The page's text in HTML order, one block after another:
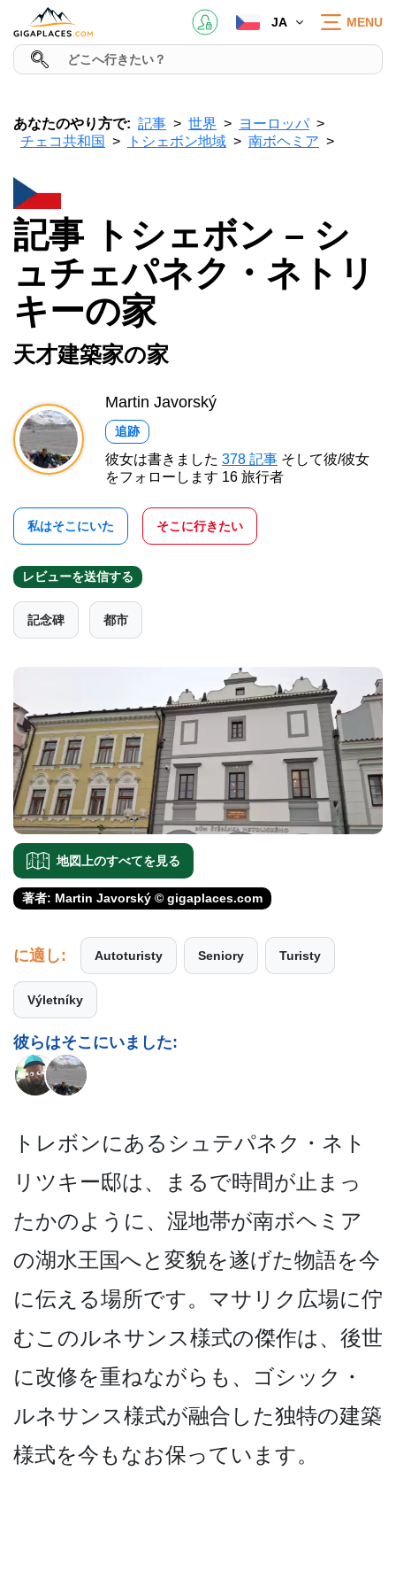
JA MENU
あなたのやり方で: 記事 世界
ヨーロッパ
チェコ共和国
トシェボン地域 南ボヘミア
記事 トシェボン – シ
ュチェパネク・ネトリ
キーの家
天才建築家の家
Martin Javorský
追跡
彼女は書きました 378 記事 そして彼/彼女
をフォローします 16 旅行者
私はそこにいた そこに行きたい
レビューを送信する
記念碑 都市
地図上のすべてを見る
著者: Martin Javorský © gigaplaces.com
に適し: Autoturisty Seniory Turisty
Výletníky
彼らはそこにいました:
トレボンにあるシュテパネク­・ネト
リツキー邸は、まるで時間が止まっ
たかのよう­に、湿地帯が南ボヘミア
の湖水王国へと変貌を遂げた­物語を今
に伝える場所です。マサリク広場に佇
むこの­ルネサンス様式の傑作は、後世
に改修を重ねながらも­、ゴシック・
ルネサンス様式が融合した独特の建築
様­式を今もなお保っています。